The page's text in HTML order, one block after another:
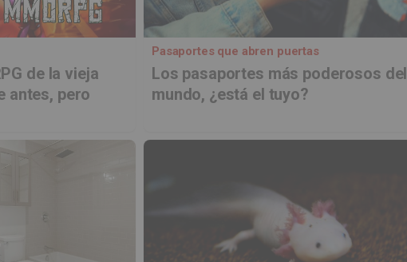
de la vieja
antes, pero
Pasaportes que abren puertas
Los pasaportes más poderosos del
mundo, ¿está el tuyo?